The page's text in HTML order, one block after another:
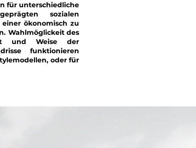
für unterschiedliche
sozialen
ökonomisch zu
Wahlmöglickeit des
und Weise der
funktionieren
oder für